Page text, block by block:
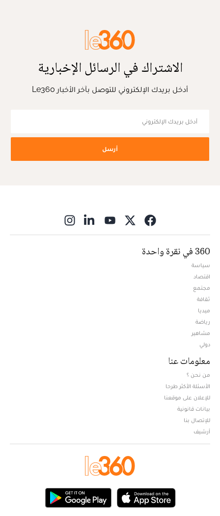
الاشتراك في الرسائل الإخبارية
أدخل بريدك الإلكتروني للتوصل بآخر الأخبار Le360
أرسل
360 في نقرة واحدة
سياسة
اقتصاد
مجتمع
ثقافة
ميديا
رياضة
مشاهير
دولي
معلومات عنا
من نحن ؟
الأسئلة الأكثر طرحا
للإعلان على موقعنا
بيانات قانونية
للإتصال بنا
أرشيف